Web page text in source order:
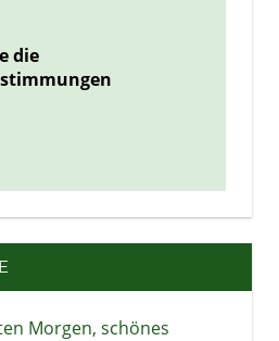
die
Morgen, schönes